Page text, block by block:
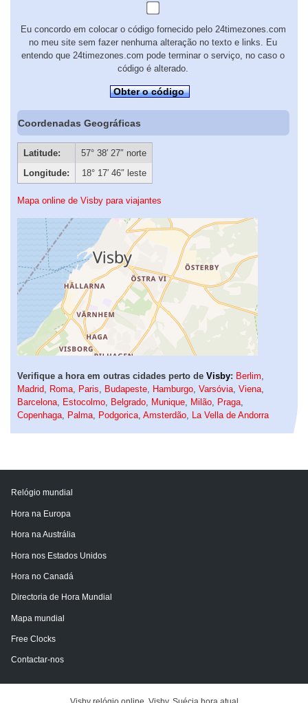
Eu concordo em colocar o código fornecido pelo 24timezones.com
no meu site sem fazer nenhuma alteração no texto e links. Eu
entendo que 24timezones.com pode terminar o serviço, no caso o
código é alterado.
Obter o código
Coordenadas Geográficas
Latitude:
57° 38′ 27″ norte
Longitude:
18° 17′ 46″ leste
Mapa online de Visby para viajantes
Verifique a hora em outras cidades perto de Visby: Berlim
Madrid
Roma Paris Budapeste Hamburgo Varsóvia Viena
Barcelona
Estocolmo Belgrado Munique Milão Praga
Copenhaga
Palma Podgorica Amsterdão La Vella de Andorra
Relógio mundial
Hora na Europa
Hora na Austrália
Hora nos Estados Unidos
Hora no Canadá
Directoria de Hora Mundial
Mapa mundial
Free Clocks
Contactar-nos